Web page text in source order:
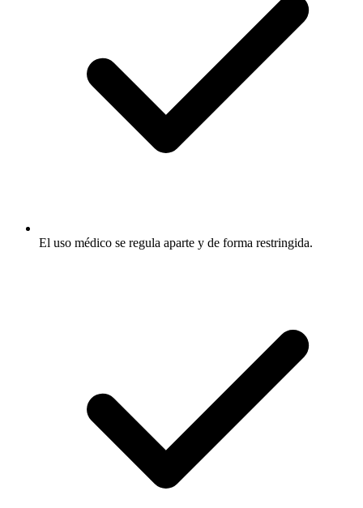
El uso médico se regula aparte y de forma restringida.